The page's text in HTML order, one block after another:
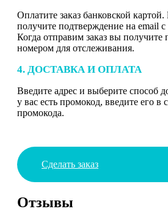
Оплатите заказ банковской
получите подтверждение на email с
Когда отправим заказ вы получите
номером для отслеживания.
4. ДОСТАВКА И ОПЛАТА
Введите адрес и выберите способ
у вас есть промокод, введите его в
промокода.
Сделать заказ
Отзывы